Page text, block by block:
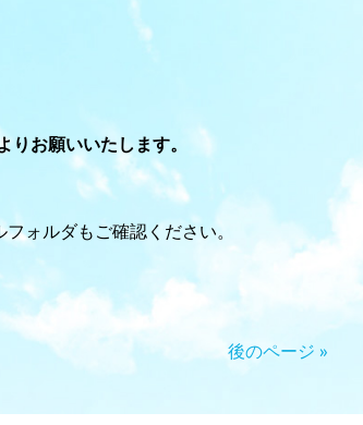
お願いいたします。
ォルダもご確認ください。
後のページ »